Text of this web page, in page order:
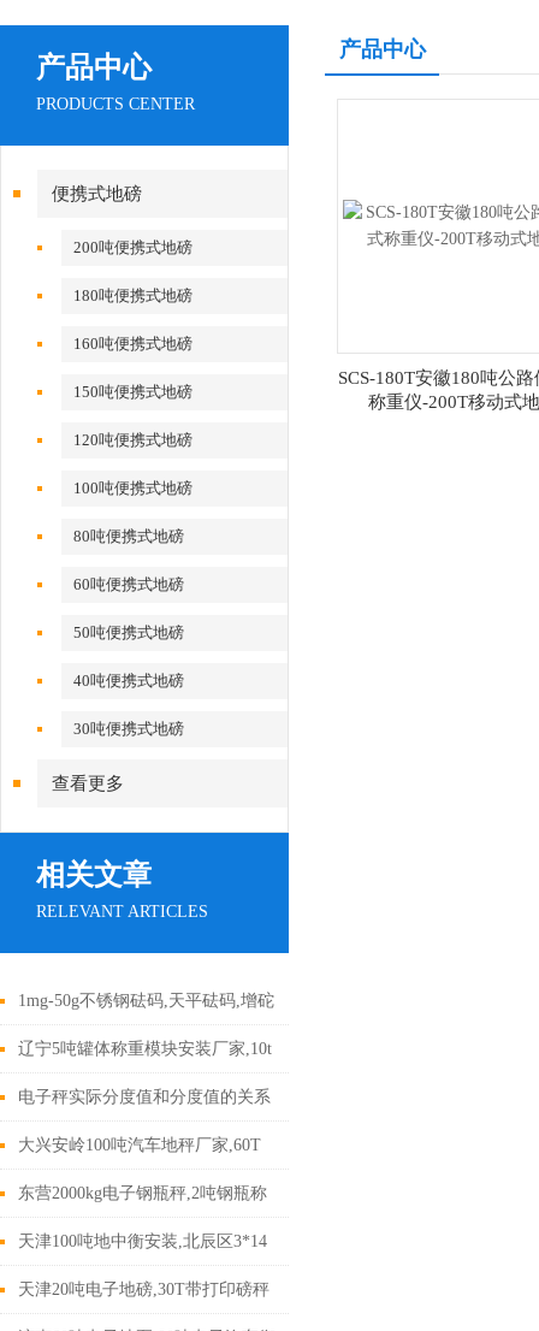
产品中心
PRODUCTS CENTER
便携式地磅
200吨便携式地磅
180吨便携式地磅
160吨便携式地磅
150吨便携式地磅
120吨便携式地磅
100吨便携式地磅
80吨便携式地磅
60吨便携式地磅
50吨便携式地磅
40吨便携式地磅
30吨便携式地磅
查看更多
相关文章
RELEVANT ARTICLES
1mg-50g不锈钢砝码,天平砝码,增砣
砝码
辽宁5吨罐体称重模块安装厂家,10t
反应釜称重
电子秤实际分度值和分度值的关系
大兴安岭100吨汽车地秤厂家,60T
电子汽车磅
东营2000kg电子钢瓶秤,2吨钢瓶称
重电子秤
天津100吨地中衡安装,北辰区3*14
米货车地磅,100t汽车衡安装
天津20吨电子地磅,30T带打印磅秤
产品中心
SCS-180T安徽180吨公
称重仪-200T移动式